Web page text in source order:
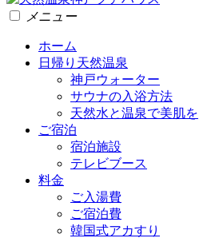
メニュー
ホーム
日帰り天然温泉
神戸ウォーター
サウナの入浴方法
天然水と温泉で美肌を
ご宿泊
宿泊施設
テレビブース
料金
ご入湯費
ご宿泊費
韓国式アカすり